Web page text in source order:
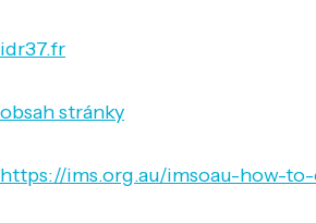
idr37.fr
obsah stránky
https://ims.org.au/imsoau-how-